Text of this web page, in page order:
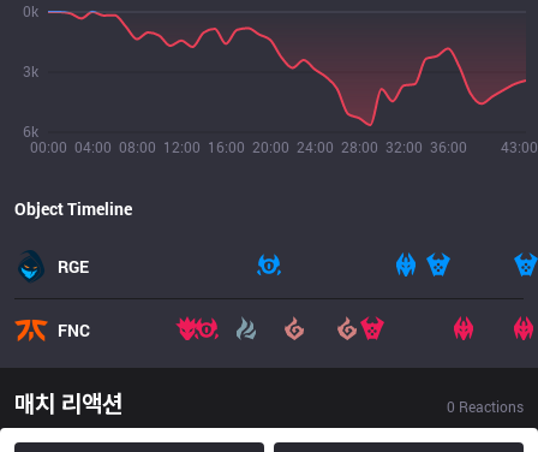
00:00 04:00 08:00 12:00 16:00 20:00 24:00 28:00 32:00 36:00 43:00
6k
3k
0k
Object Timeline
RGE
FNC
매치 리액션 0 Reactions